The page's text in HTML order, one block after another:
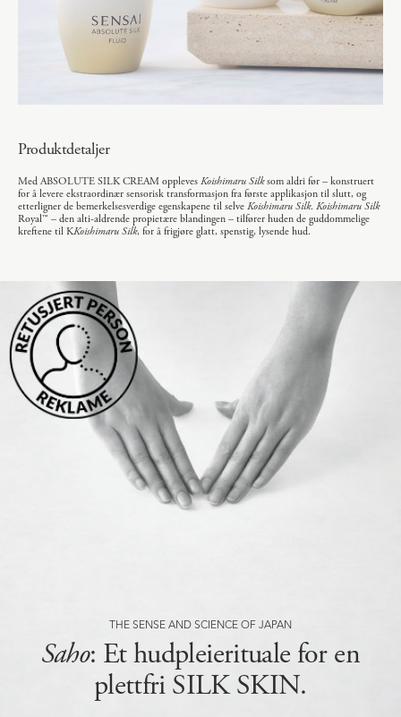
Produktdetaljer
Med ABSOLUTE SILK CREAM oppleves Koishimaru Silksom aldri før – konstruert
for å levere ekstraordinær sensorisk transformasjon fra første applikasjon til slutt, og
etterligner de bemerkelsesverdige egenskapene til selve Koishimaru Silk. Koishimaru Silk
Royal™ – den alti-aldrende propietære blandingen – tilfører huden de guddommelige
kreftene til KKoishimaru Silk, for å frigjøre glatt, spenstig, lysende hud.
THE SENSE AND SCIENCE OF JAPAN
Saho: Et hudpleierituale for en
plettfri SILK SKIN.